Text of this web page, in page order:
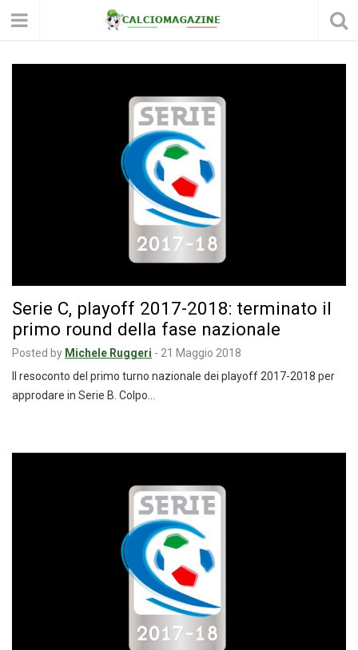
Serie C, playoff 2017-2018: terminato il
primo round della fase nazionale
Posted by Michele Ruggeri - 21 Maggio 2018
Il resoconto del primo turno nazionale dei playoff 2017-2018 per
approdare in Serie B. Colpo…